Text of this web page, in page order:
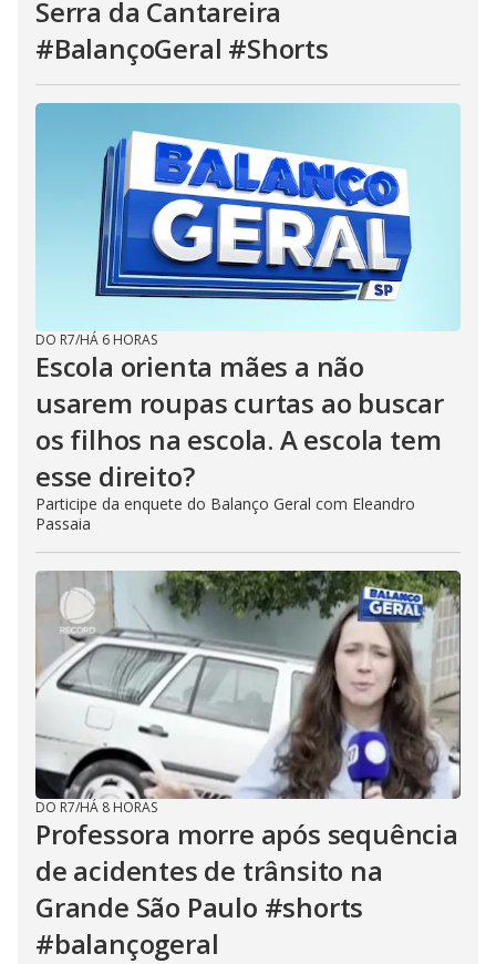
Serra da Cantareira
#BalançoGeral #Shorts
DO R7/HÁ 6 HORAS
Escola orienta mães a não
usarem roupas curtas ao buscar
os filhos na escola. A escola tem
esse direito?
Participe da enquete do Balanço Geral com Eleandro
Passaia
DO R7/HÁ 8 HORAS
Professora morre após sequência
de acidentes de trânsito na
Grande São Paulo #shorts
#balançogeral